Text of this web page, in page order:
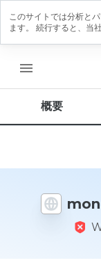
menu
概要
ビューを
この
イト
このサイトでは分析と
ます。 続行すると、当